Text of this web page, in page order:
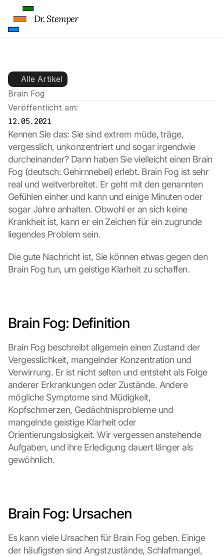
Kennen Sie Brain Fog?
Alle Artikel
Brain Fog
Veröffentlicht am:
12.05.2021
Kennen Sie das: Sie sind extrem müde, träge,
vergesslich, unkonzentriert und sogar irgendwie
durcheinander? Dann haben Sie vielleicht einen Brain
Fog (deutsch: Gehirnnebel) erlebt. Brain Fog ist sehr
real und weitverbreitet. Er geht mit den genannten
Gefühlen einher und kann und einige Minuten oder
sogar Jahre anhalten. Obwohl er an sich keine
Krankheit ist, kann er ein Zeichen für ein zugrunde
liegendes Problem sein.
Die gute Nachricht ist, Sie können etwas gegen den
Brain Fog tun, um geistige Klarheit zu schaffen.
Brain Fog: Definition
Brain Fog beschreibt allgemein einen Zustand der
Vergesslichkeit, mangelnder Konzentration und
Verwirrung. Er ist nicht selten und entsteht als Folge
anderer Erkrankungen oder Zustände. Andere
mögliche Symptome sind Müdigkeit,
Kopfschmerzen, Gedächtnisprobleme und
mangelnde geistige Klarheit oder
Orientierungslosigkeit. Wir vergessen anstehende
Aufgaben, und ihre Erledigung dauert länger als
gewöhnlich.
Brain Fog: Ursachen
Es kann viele Ursachen für Brain Fog geben. Einige
der häufigsten sind Angstzustände, Schlafmangel,
Dr. Stemper
o
o
g
l
e
M
a
p
s
-
a
t
d
e
:
D
u
r
c
h
K
l
i
k
e
f
d
e
s